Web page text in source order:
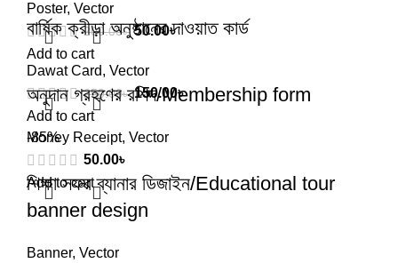
Poster, Vector
200.00৳ 50.00৳
Add to cart
বার্ষিক ক্রীড়া অনুষ্ঠানের দাওয়াত কার্ড
Dawat Card, Vector
250.00৳ 150.00৳
Add to cart
অনুদান গ্রহণের রশিদ/Membership form
Money Receipt, Vector
50.00৳
Add to cart
-85%
শিক্ষা সফর ব্যানার ডিজাইন/Educational tour
banner design
Banner, Vector